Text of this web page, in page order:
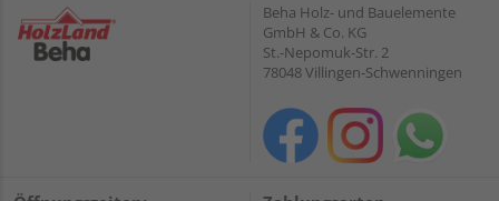
Beha Holz- und Bauelemente
GmbH & Co. KG
St.-Nepomuk-Str. 2
78048 Villingen-Schwenningen